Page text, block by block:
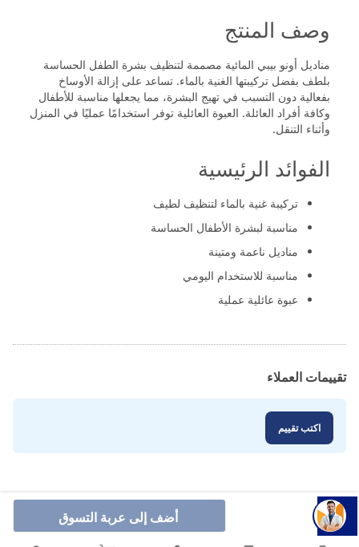
أضف إلى عربة التسوق
وصف المنتج
مناديل أونو بيبي المائية مصممة لتنظيف بشرة الطفل الحساسة
بلطف بفضل تركيبتها الغنية بالماء. تساعد على إزالة الأوساخ
بفعالية دون التسبب في تهيج البشرة، مما يجعلها مناسبة للأطفال
وكافة أفراد العائلة. العبوة العائلية توفر استخدامًا عمليًا في المنزل
وأثناء التنقل.
الفوائد الرئيسية
تركيبة غنية بالماء لتنظيف لطيف
مناسبة لبشرة الأطفال الحساسة
مناديل ناعمة ومتينة
مناسبة للاستخدام اليومي
عبوة عائلية عملية
تقييمات العملاء
اكتب تقييم